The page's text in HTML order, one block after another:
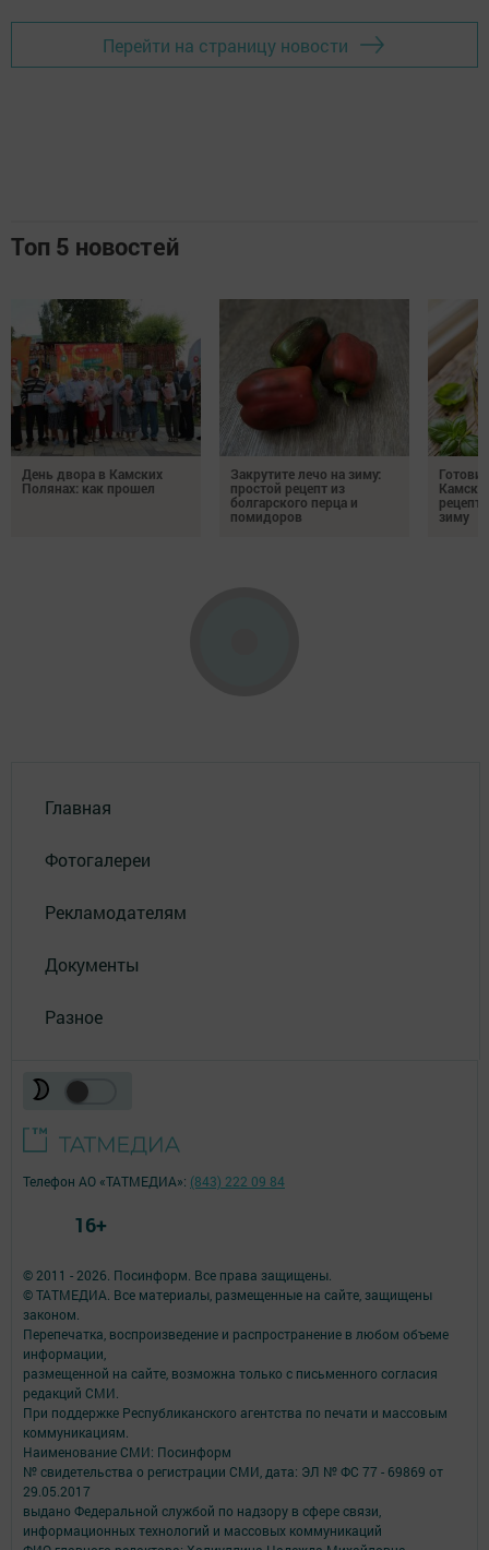
Перейти на страницу новости
Топ 5 новостей
День двора в Камских
Полянах: как прошел
Закрутите лечо на зиму:
простой рецепт из
болгарского перца и
помидоров
зиму
Главная
Фотогалереи
Рекламодателям
Документы
Разное
© 2011 - 2026. Посинформ. Все права защищены.
© ТАТМЕДИА. Все материалы, размещенные на сайте, защищены
законом.
Перепечатка, воспроизведение и распространение в любом объеме
информации,
размещенной на сайте, возможна только с письменного согласия
редакций СМИ.
При поддержке Республиканского агентства по печати и массовым
коммуникациям.
Наименование СМИ: Посинформ
№ свидетельства о регистрации СМИ, дата: ЭЛ № ФС 77 - 69869 от
29.05.2017
выдано Федеральной службой по надзору в сфере связи,
информационных технологий и массовых коммуникаций
Телефон АО «ТАТМЕДИА»: (843) 222 09 84
16+